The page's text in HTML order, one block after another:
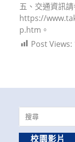
五、交通資訊
https://
p.htm。
Post Views:
Search
for:
校園影片